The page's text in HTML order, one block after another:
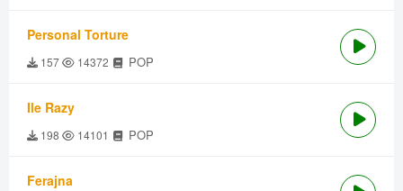
Personal Torture
157 14372 POP
Ile Razy
198 14101 POP
Ferajna